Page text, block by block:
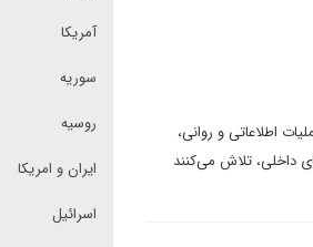
اطلاعاتی و روانی،
داخلی، تلاش می‌کنند
آمریکا
سوریه
روسیه
ایران و امریکا
اسرائیل